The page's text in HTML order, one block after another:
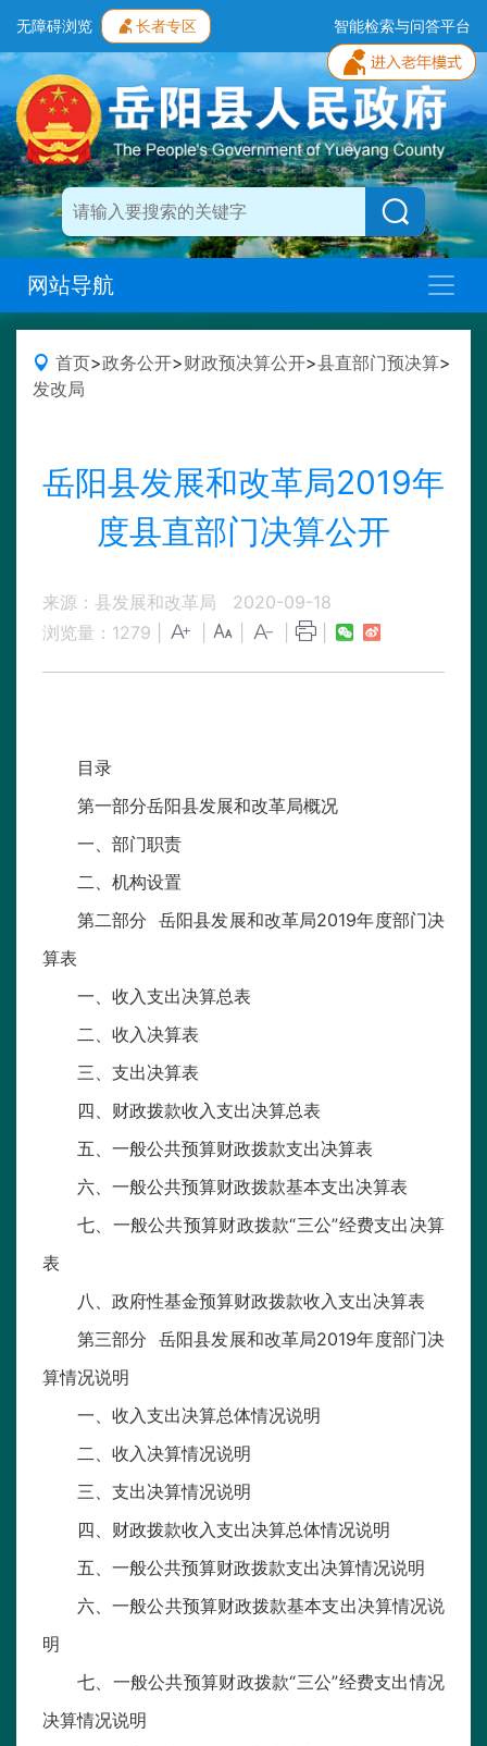
无障碍浏览 长者专区 智能检索与问答平台
网站导航
首页>政务公开>财政预决算公开>县直部门预决算>
发改局
岳阳县发展和改革局2019年
度县直部门决算公开
来源：县发展和改革局
2020-09-18
浏览量： 1279
目录
第一部分岳阳县发展和改革局概况
一、部门职责
二、机构设置
第二部分 岳阳县发展和改革局2019年度部门决
算表
一、收入支出决算总表
二、收入决算表
三、支出决算表
四、财政拨款收入支出决算总表
五、一般公共预算财政拨款支出决算表
六、一般公共预算财政拨款基本支出决算表
七、一般公共预算财政拨款“三公”经费支出决算
表
八、政府性基金预算财政拨款收入支出决算表
第三部分 岳阳县发展和改革局2019年度部门决
算情况说明
一、收入支出决算总体情况说明
二、收入决算情况说明
三、支出决算情况说明
四、财政拨款收入支出决算总体情况说明
五、一般公共预算财政拨款支出决算情况说明
六、一般公共预算财政拨款基本支出决算情况说
明
七、一般公共预算财政拨款“三公”经费支出情况
决算情况说明